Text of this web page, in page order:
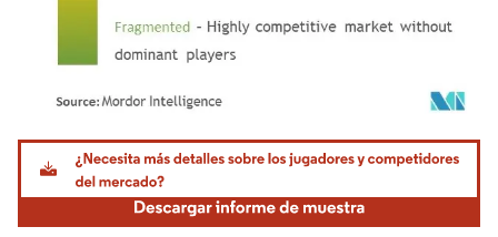
Imagen © Mordor Intelligence. El uso requiere atribución según CC BY 4.0.